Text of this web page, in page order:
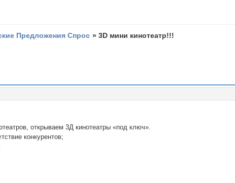
Предложения Спрос »3D мини кинотеатр!!!
открываем 3Д кинотеатры «под ключ».
конкурентов;